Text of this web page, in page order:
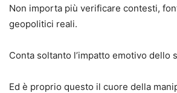
Non importa più verificare contesti,
geopolitici reali.
Conta soltanto l’impatto emotivo dello
Ed è proprio questo il cuore della